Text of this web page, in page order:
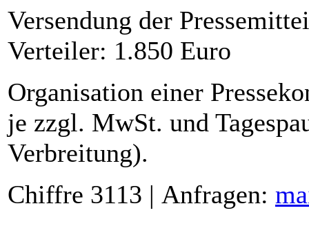
Versendung der
Verteiler: 1.850 Euro
Organisation einer
je zzgl. MwSt. und
Verbreitung).
Chiffre 3113 | Anfragen: